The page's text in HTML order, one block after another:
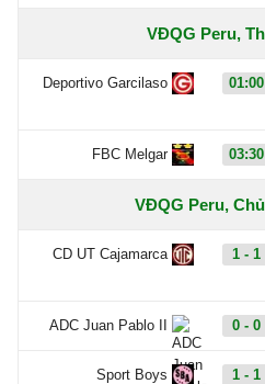
VĐQG Peru,
Deportivo Garcilaso 01:00
FBC Melgar 03:30
VĐQG Peru,
CD UT Cajamarca 1 - 1
ADC Juan Pablo II 0 - 0
Sport Boys 1 - 1